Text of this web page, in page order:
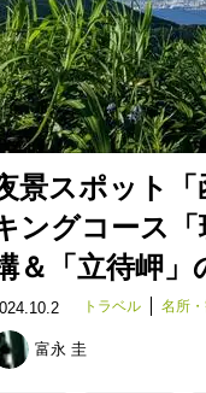
景スポット「
ングコース
＆「立待岬」
トラベル 名所
富永 圭